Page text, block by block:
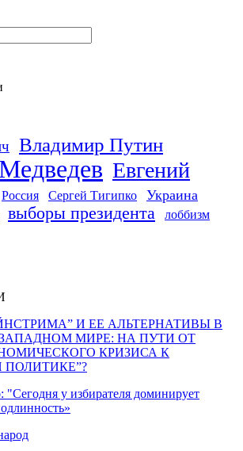
Владимир Путин
Евгений
Россия Сергей Тигипко Украина
выборы президента лоббизм
И ЕЕ АЛЬТЕРНАТИВЫ В
МИРЕ: НА ПУТИ ОТ
КРИЗИСА К
у избирателя доминирует